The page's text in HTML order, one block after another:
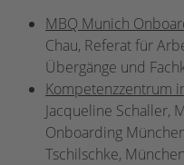
MBQ Munich
Chau, Referat für
Übergänge und
Kompetenzzentrum
Jacqueline Schaller,
Onboarding
Tschilschke,